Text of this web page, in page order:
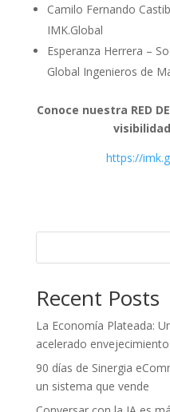
Camilo Fernando
IMK.Global
Esperanza Herrera –
Global Ingenieros de
Conoce nuestra RED
https://
Recent Posts
La Economía Plateada:
acelerado
90 días de Sinergia
un sistema que vende